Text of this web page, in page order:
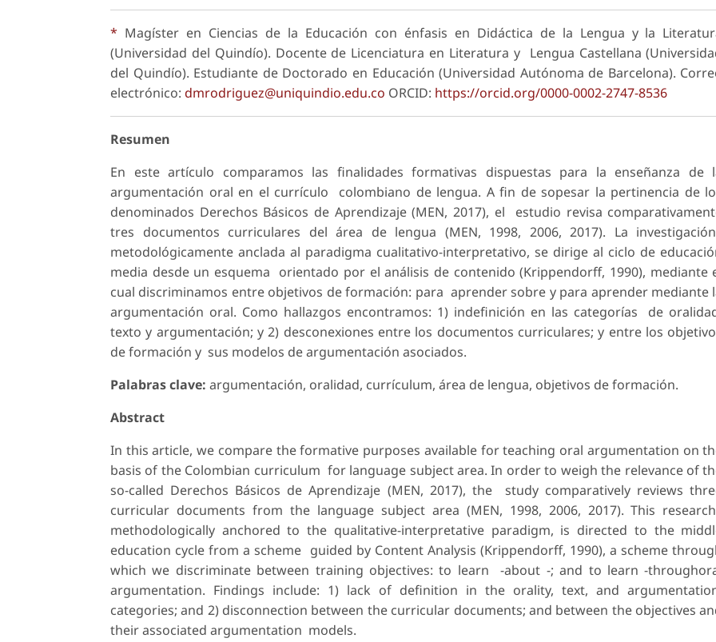
* Magíster en Ciencias de la Educación con énfasis en Didáctica de la Lengua y la
(Universidad del Quindío). Docente de Licenciatura en Literatura y Lengua Castellana
del Quindío). Estudiante de Doctorado en Educación (Universidad Autónoma de Barcelona).
electrónico: dmrodriguez@uniquindio.edu.co ORCID: https://orcid.org/0000-0002-2747-8536
Resumen
En este artículo comparamos las finalidades formativas dispuestas para la enseñanza de
argumentación oral en el currículo colombiano de lengua. A fin de sopesar la pertinencia de
denominados Derechos Básicos de Aprendizaje (MEN, 2017), el estudio revisa
tres documentos curriculares del área de lengua (MEN, 1998, 2006, 2017). La
metodológicamente anclada al paradigma cualitativo-interpretativo, se dirige al ciclo de
media desde un esquema orientado por el análisis de contenido (Krippendorff, 1990), mediante
cual discriminamos entre objetivos de formación: para aprender sobre y para aprender mediante
argumentación oral. Como hallazgos encontramos: 1) indefinición en las categorías de
texto y argumentación; y 2) desconexiones entre los documentos curriculares; y entre los
de formación y sus modelos de argumentación asociados.
Palabras clave: argumentación, oralidad, currículum, área de lengua, objetivos de formación.
Abstract
In this article, we compare the formative purposes available for teaching oral argumentation on
basis of the Colombian curriculum for language subject area. In order to weigh the relevance of
so-called Derechos Básicos de Aprendizaje (MEN, 2017), the study comparatively reviews
curricular documents from the language subject area (MEN, 1998, 2006, 2017). This
methodologically anchored to the qualitative-interpretative paradigm, is directed to the
education cycle from a scheme guided by Content Analysis (Krippendorff, 1990), a scheme
which we discriminate between training objectives: to learn -about -; and to learn -
argumentation. Findings include: 1) lack of definition in the orality, text, and
categories; and 2) disconnection between the curricular documents; and between the objectives
their associated argumentation models.